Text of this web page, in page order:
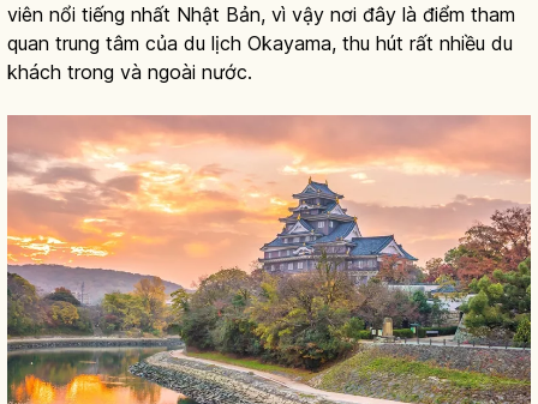
viên nổi tiếng nhất Nhật Bản, vì vậy nơi đây là điểm tham
quan trung tâm của du lịch Okayama, thu hút rất nhiều du
khách trong và ngoài nước.